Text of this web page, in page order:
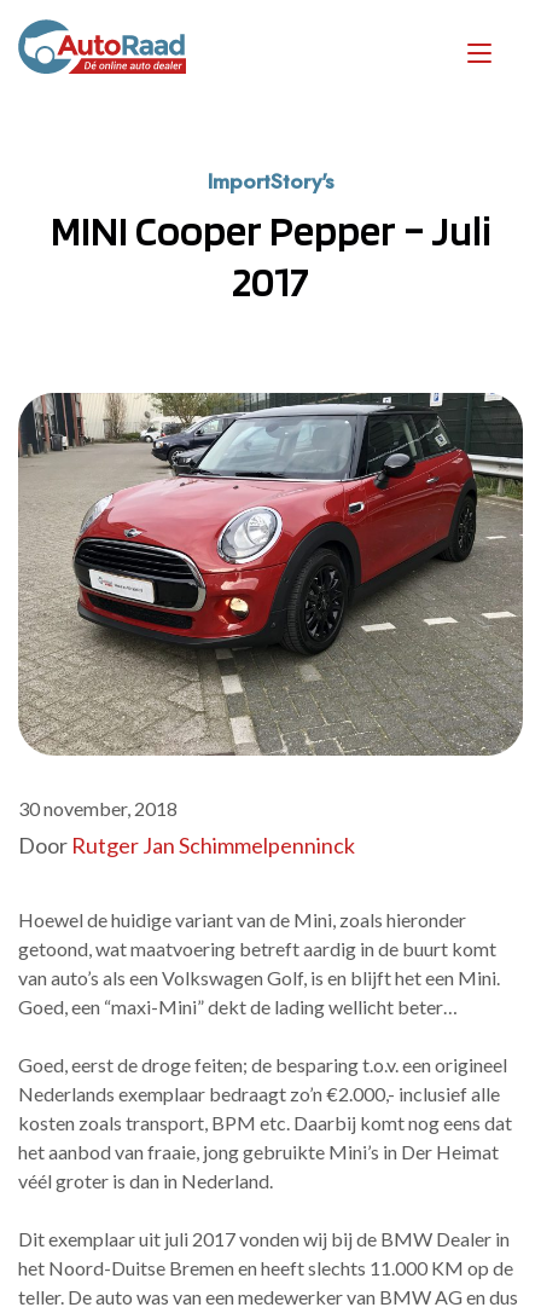
ImportStory's
MINI Cooper Pepper – Juli
2017
30 november, 2018
Door Rutger Jan Schimmelpenninck
Hoewel de huidige variant van de Mini, zoals hieronder
getoond, wat maatvoering betreft aardig in de buurt komt
van auto’s als een Volkswagen Golf, is en blijft het een Mini.
Goed, een “maxi-Mini” dekt de lading wellicht beter…
Goed, eerst de droge feiten; de besparing t.o.v. een origineel
Nederlands exemplaar bedraagt zo’n €2.000,- inclusief alle
kosten zoals transport, BPM etc. Daarbij komt nog eens dat
het aanbod van fraaie, jong gebruikte Mini’s in Der Heimat
véél groter is dan in Nederland.
Dit exemplaar uit juli 2017 vonden wij bij de BMW Dealer in
het Noord-Duitse Bremen en heeft slechts 11.000 KM op de
teller. De auto was van een medewerker van BMW AG en dus